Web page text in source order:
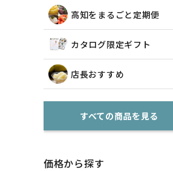
高知をまるごと定期便
カタログ限定ギフト
店長おすすめ
すべての商品を見る
価格から探す